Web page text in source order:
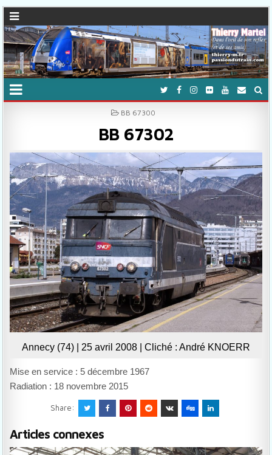
POSTED IN
BB 67300
BB 67302
Annecy (74) | 25 avril 2008 | Cliché : André KNOERR
Mise en service : 5 décembre 1967
Radiation : 18 novembre 2015
Share:
Articles connexes